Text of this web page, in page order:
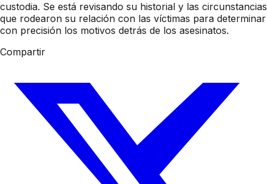
custodia. Se está revisando su historial y las circunstancias
que rodearon su relación con las víctimas para determinar
con precisión los motivos detrás de los asesinatos.
Compartir